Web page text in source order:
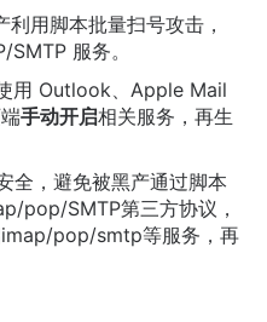
利用脚本批量扫号攻击，
SMTP 服务。
用 Outlook、Apple Mail
手动开启相关服务，再生
全，避免被黑产通过脚本
pop/SMTP第三方协议，
pop/smtp等服务，再